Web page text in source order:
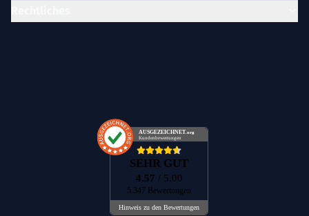
AUSGEZEICHNET .org
Kundenbewertungen
SEHR GUT
4.57 / 5.00
5.347 Bewertungen
Hinweis zu den Bewertungen